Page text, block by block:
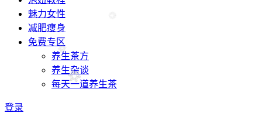
魅力女性
减肥瘦身
免费专区
养生茶方
养生杂谈
每天一道养生茶
登录